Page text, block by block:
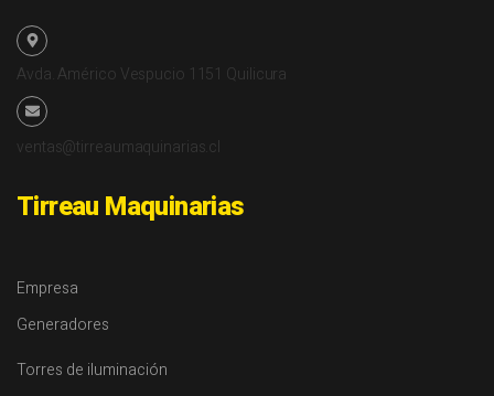
Avda. Américo Vespucio 1151 Quilicura
ventas@tirreaumaquinarias.cl
Tirreau Maquinarias
Empresa
Generadores
Torres de iluminación